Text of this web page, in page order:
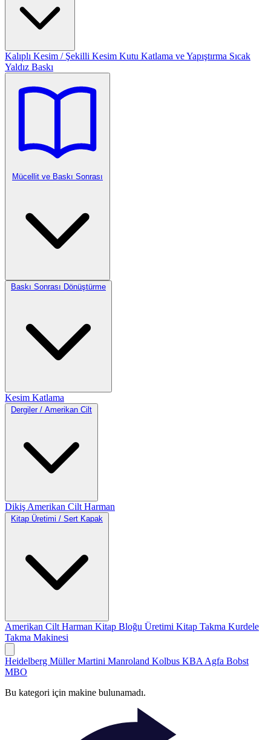
Kalıplı Kesim / Şekilli Kesim Kutu Katlama ve Yapıştırma Sıcak
Yaldız Baskı
Mücellit ve Baskı Sonrası
Baskı Sonrası Dönüştürme
Kesim Katlama
Dergiler / Amerikan Cilt
Dikiş Amerikan Cilt Harman
Kitap Üretimi / Sert Kapak
Amerikan Cilt Harman Kitap Bloğu Üretimi Kitap Takma Kurdele
Takma Makinesi
Heidelberg Müller Martini Manroland Kolbus KBA Agfa Bobst
MBO
Bu kategori için makine bulunamadı.